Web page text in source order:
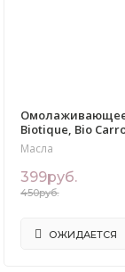
Омолаживающее
Biotique, Bio
Масла
399руб.
450руб.
ОЖИДАЕТСЯ